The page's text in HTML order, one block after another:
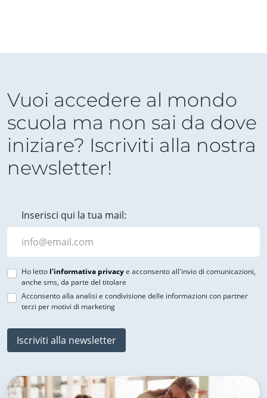
Vuoi accedere al mondo
scuola ma non sai da dove
iniziare? Iscriviti alla nostra
newsletter!
Inserisci qui la tua mail:
Ho letto l'informativa privacye acconsento all'invio di comunicazioni,
anche sms, da parte del titolare
Acconsento alla analisi e condivisione delle informazioni con partner
terzi per motivi di marketing
Iscriviti alla newsletter